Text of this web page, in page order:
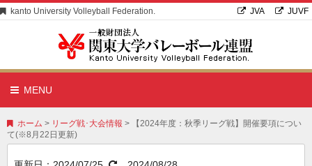
kanto University Volleyball Federation. JVA JUVF
MENU
ホーム > リーグ戦･大会情報 > 【2024年度：秋季リーグ戦】開催要項につい
て(※8月22日更新)